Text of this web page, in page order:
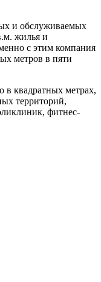
и обслуживаемых
жилья и
с этим компания
метров в пяти
в квадратных метрах,
территорий,
фитнес-